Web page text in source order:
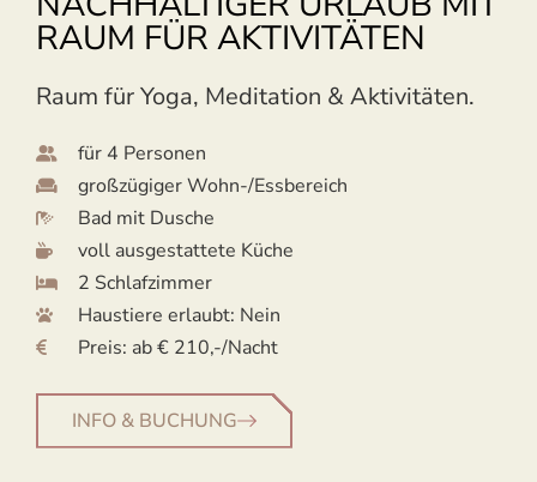
RAUM FÜR AKTIVITÄTEN
Raum für Yoga, Meditation & Aktivitäten.
für 4 Personen
großzügiger Wohn-/Essbereich
Bad mit Dusche
voll ausgestattete Küche
2 Schlafzimmer
Haustiere erlaubt: Nein
Preis: ab € 210,-/Nacht
INFO & BUCHUNG